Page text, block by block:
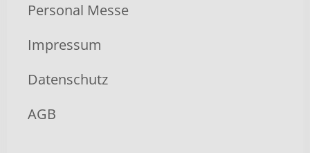
Personal Messe
Impressum
Datenschutz
AGB